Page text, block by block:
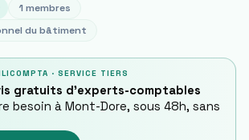
1 membres
du bâtiment
· SERVICE TIERS
gratuits d'experts-comptables
besoin à Mont-Dore, sous 48h, sans